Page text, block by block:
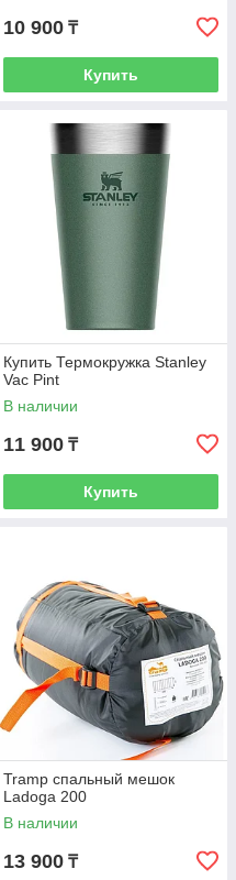
10 900 ₸
Купить
Купить Термокружка Stanley
Vac Pint
В наличии
11 900 ₸
Купить
Tramp спальный мешок
Ladoga 200
В наличии
13 900 ₸